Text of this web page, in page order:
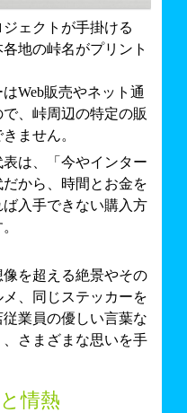
ェクトが手掛ける
地の峠名がプリント
Web販売やネット通
、峠周辺の特定の販
ません。
は、「今やインター
から、時間とお金を
入手できない購入方
を超える絶景やその
、同じステッカーを
業員の優しい言葉な
さまざまな思いを手
情熱